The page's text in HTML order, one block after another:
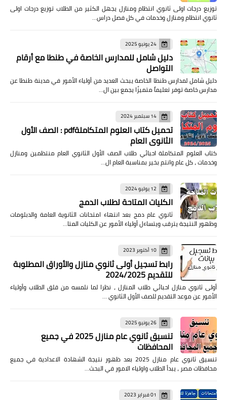
توزيع درجات اولى ثانوي انتظام ومنازل يجهل الكثير من الطلاب توزيع درجات اولى
ثانوي انتظام ومنازل وخدمات في كل فصل دراس…
24 يونيو 2025
دليل شامل للمدارس الخاصة في طنطا مع أرقام
التواصل
دليل شامل لمدارس طنطا الخاصة يبحث العديد من أولياء الأمور في مدينة طنطا عن
مدارس خاصة توفر تعليماً متميزًا يجمع بين ال…
14 سبتمبر 2024
تحميل كتاب العلوم المتكاملةpdf : الصف الأول
الثانوي العام
كتاب العلوم المتكاملة احبائي طلاب الصف الأول الثانوي العام منتظمين ومنازل
وخدمات ، كل عام وانتم بخير بمناسبة العام ال…
12 يوليو 2024
الكليات المتاحة لطلاب الدمج
ثانوي عام دمج بعد انتهاء امتحانات الثانوية العامة والدبلومات
وظهور النتيجة يترقب ويتساءل أولياء الأمور عن الكليات المتا…
10 أكتوبر 2023
رابط تسجيل أولى ثانوي منازل والأوراق المطلوبة
للتقديم 2024/2025
أولى ثانوي منازل احبائي طلاب المنازل ، نظرا لما نلمسه من قلق الطلاب وأولياء
الأمور عن موعد التقديم للصف الأول الثانوي …
26 يونيو 2025
تنسيق ثانوي عام منازل 2025 في جميع
المحافظات
تنسيق ثانوي عام منازل 2025 بعد ظهور نتيجة الشهادة الاعدادية في جميع
محافظات مصر ، يبدأ الطلاب واولياء الامور في البحث…
01 فبراير 2023